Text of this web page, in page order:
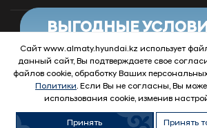
© 2026 Hyundai Motor
Сайт www.almaty.hyundai.kz использует
данный сайт, Вы подтверждаете свое
файлов cookie, обработку Ваших
Политики. Если Вы не согласны, Вы
использования cookie, изменив
Принять Принять
ВЫГОДНЫЕ
НА АВТОМОБИЛИ С
Узнать условия